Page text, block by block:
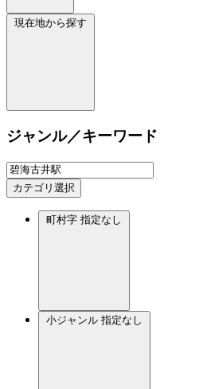
現在地から探す
ジャンル／キーワード
カテゴリ選択
町村字 指定なし
小ジャンル 指定なし